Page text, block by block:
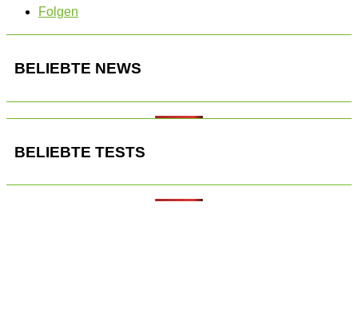
Folgen
BELIEBTE NEWS
BELIEBTE TESTS